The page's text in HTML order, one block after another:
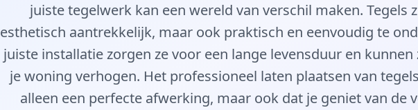
juiste tegelwerk kan een wereld van verschil maken. Tegels
esthetisch aantrekkelijk, maar ook praktisch en eenvoudig te
juiste installatie zorgen ze voor een lange levensduur en kunnen
je woning verhogen. Het professioneel laten plaatsen van
alleen een perfecte afwerking, maar ook dat je geniet van de